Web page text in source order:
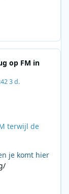
op FM in
3 d.
terwijl de
je komt hier